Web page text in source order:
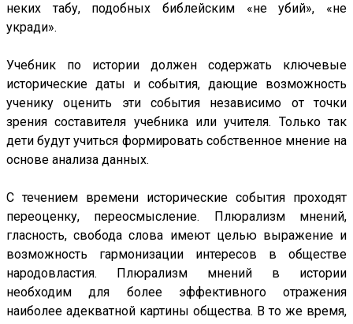
неких табу, подобных библейским «не убий», «не
укради».
Учебник по истории должен содержать ключевые
исторические даты и события, дающие возможность
ученику оценить эти события независимо от точки
зрения составителя учебника или учителя. Только так
дети будут учиться формировать собственное мнение на
основе анализа данных.
С течением времени исторические события проходят
переоценку, переосмысление. Плюрализм мнений,
гласность, свобода слова имеют целью выражение и
возможность гармонизации интересов в обществе
народовластия. Плюрализм мнений в истории
необходим для более эффективного отражения
наиболее адекватной картины общества. В то же время,